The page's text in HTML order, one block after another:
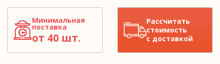
Минимальная
поставка
от 40 шт.
Рассчитать
стоимость
с доставкой